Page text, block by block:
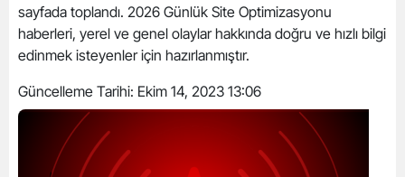
sayfada toplandı. 2026 Günlük Site Optimizasyonu
haberleri, yerel ve genel olaylar hakkında doğru ve hızlı bilgi
edinmek isteyenler için hazırlanmıştır.
Güncelleme Tarihi: Ekim 14, 2023 13:06